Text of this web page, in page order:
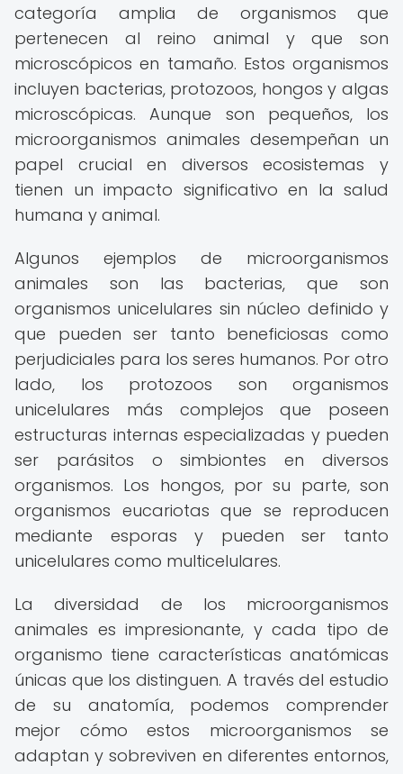
categoría amplia de organismos que
pertenecen al reino animal y que son
microscópicos en tamaño. Estos organismos
incluyen bacterias, protozoos, hongos y algas
microscópicas. Aunque son pequeños, los
microorganismos animales desempeñan un
papel crucial en diversos ecosistemas y
tienen un impacto significativo en la salud
humana y animal.
Algunos ejemplos de microorganismos
animales son las bacterias, que son
organismos unicelulares sin núcleo definido y
que pueden ser tanto beneficiosas como
perjudiciales para los seres humanos. Por otro
lado, los protozoos son organismos
unicelulares más complejos que poseen
estructuras internas especializadas y pueden
ser parásitos o simbiontes en diversos
organismos. Los hongos, por su parte, son
organismos eucariotas que se reproducen
mediante esporas y pueden ser tanto
unicelulares como multicelulares.
La diversidad de los microorganismos
animales es impresionante, y cada tipo de
organismo tiene características anatómicas
únicas que los distinguen. A través del estudio
de su anatomía, podemos comprender
mejor cómo estos microorganismos se
adaptan y sobreviven en diferentes entornos,